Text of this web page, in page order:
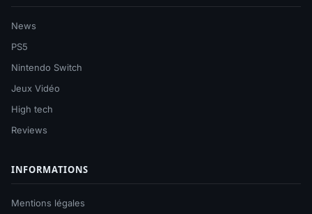
News
PS5
Nintendo Switch
Jeux Vidéo
High tech
Reviews
INFORMATIONS
Mentions légales